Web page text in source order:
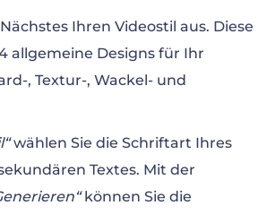
Ihren Videostil aus. Diese
allgemeine Designs für Ihr
, Textur-, Wackel- und
wählen Sie die Schriftart Ihres
Textes. Mit der
können Sie die